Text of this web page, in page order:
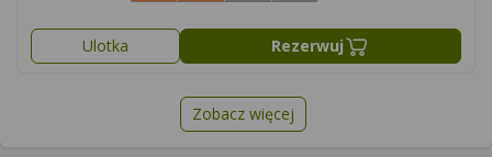
Ulotka Rezerwuj
Zobacz więcej